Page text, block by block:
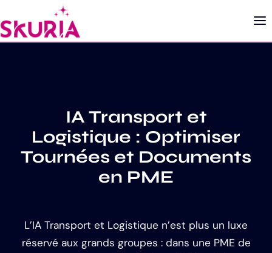
IA Transport et
Logistique : Optimiser
Tournées et Documents
en PME
L’IA Transport et Logistique n’est plus un luxe
réservé aux grands groupes : dans une PME de